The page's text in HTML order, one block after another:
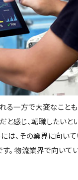
一方で大変なことも
感じ、転職したいと
は、その業界に向いて
。 物流業界で向いて